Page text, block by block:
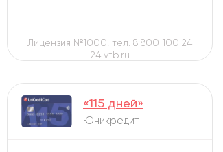
Лицензия №1000, тел. 8 800 100 24
24 vtb.ru
«115 дней»
Юникредит